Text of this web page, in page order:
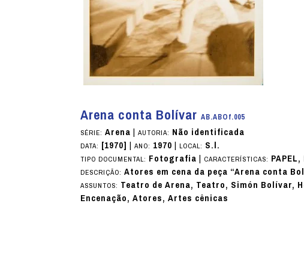
Arena conta BolívarAB.ABOf.005
SÉRIE:Arena|AUTORIA: Não identificada
DATA: [1970] |ANO: 1970|LOCAL: S.l.
TIPO DOCUMENTAL: Fotografia| CARACTERÍSTICAS:
DESCRIÇÃO:Atores em cena da peça “Arena conta
ASSUNTOS: Teatro de Arena, Teatro, Simón
Encenação, Atores, Artes cênicas